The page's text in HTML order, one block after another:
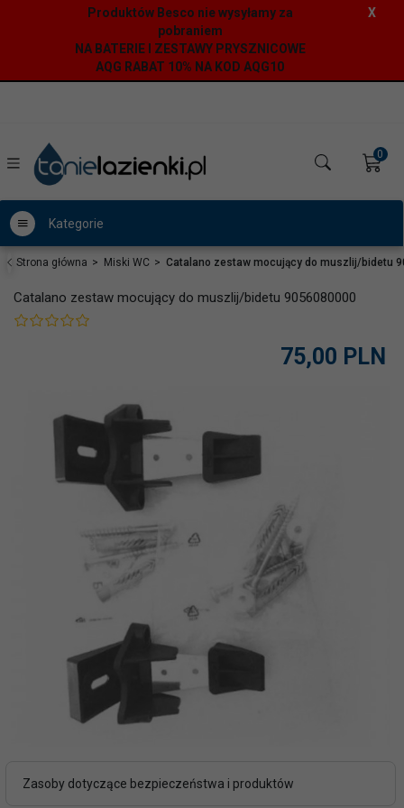
Produktów Besco nie wysyłamy za
pobraniem
NA BATERIE I ZESTAWY PRYSZNICOWE
AQG RABAT 10% NA KOD AQG10
X
0
Kategorie
Strona główna Miski WC Catalano zestaw mocujący do muszlij/bidetu
Catalano zestaw mocujący do muszlij/bidetu 9056080000
75,00 PLN
Zasoby dotyczące bezpieczeństwa i produktów